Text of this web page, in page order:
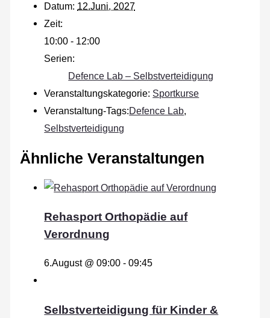
Datum: 12.Juni, 2027
Zeit:
10:00 - 12:00
Serien:
Defence Lab – Selbstverteidigung
Veranstaltungskategorie: Sportkurse
Veranstaltung-Tags:Defence Lab,
Selbstverteidigung
Ähnliche Veranstaltungen
Rehasport Orthopädie auf
Verordnung
6.August @ 09:00 -09:45
Selbstverteidigung für Kinder &